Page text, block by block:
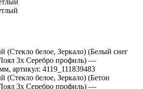
(Стекло белое, Зеркало) (Белый снег
3х Серебро профиль) —
артикул: 4119_111839483
(Стекло белое, Зеркало) (Бетон
3х Серебро профиль) —